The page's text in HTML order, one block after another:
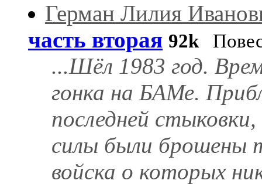
Герман Лилия
часть вторая 92k
...Шёл 1983 год.
гонка на БАМе.
последней
силы были брошены
войска о которых